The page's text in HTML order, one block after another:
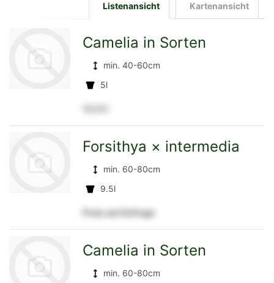
Kartenansicht
Listenansicht
Camelia in Sorten
min. 40-60cm
5l
Forsithya × intermedia
min. 60-80cm
9.5l
Preis auf Anfrage
Camelia in Sorten
min. 60-80cm